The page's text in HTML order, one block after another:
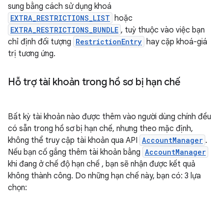
sung bằng cách sử dụng khoá
EXTRA_RESTRICTIONS_LIST hoặc
EXTRA_RESTRICTIONS_BUNDLE , tuỳ thuộc vào việc bạn
chỉ định đối tượng RestrictionEntry hay cặp khoá-giá
trị tương ứng.
Hỗ trợ tài khoản trong hồ sơ bị hạn chế
Bất kỳ tài khoản nào được thêm vào người dùng chính đều
có sẵn trong hồ sơ bị hạn chế, nhưng theo mặc định,
không thể truy cập tài khoản qua API AccountManager .
Nếu bạn cố gắng thêm tài khoản bằng AccountManager
khi đang ở chế độ hạn chế , bạn sẽ nhận được kết quả
không thành công. Do những hạn chế này, bạn có: 3 lựa
chọn: